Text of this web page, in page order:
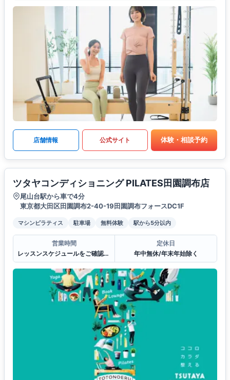
店舗情報 公式サイト 体験・相談予約
ツタヤコンディショニング PILATES田園調布店
尾山台駅から車で4分
東京都大田区田園調布2-40-19田園調布フォースDC1F
マシンピラティス 駐車場 無料体験 駅から5分以内
営業時間
レッスンスケジュールをご確認ください。
定休日
年中無休/年末年始除く